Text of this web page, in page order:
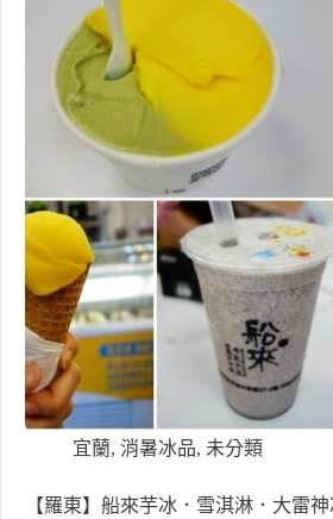
宜蘭, 消暑冰品, 未分類
【羅東】船來芋冰．雪淇淋．大雷